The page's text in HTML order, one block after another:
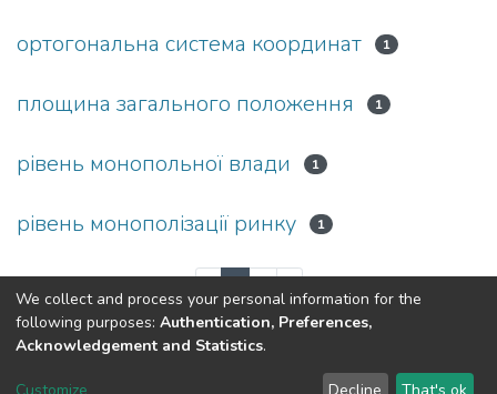
ортогональна система координат 1
площина загального положення 1
рівень монопольної влади 1
рівень монополізації ринку 1
(current)
Dspace & Volodymyr Dahl East Ukrainian National University
LYRASIS
We collect and process your personal information for the
following purposes: Authentication, Preferences,
Acknowledgement and Statistics.